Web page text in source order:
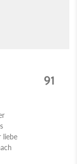
liebe
91